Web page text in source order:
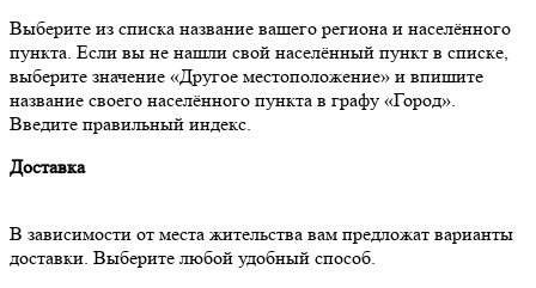
Выберите из списка название вашего региона и населённого
пункта. Если вы не нашли свой населённый пункт в списке,
выберите значение «Другое местоположение» и впишите
название своего населённого пункта в графу «Город».
Введите правильный индекс.
Доставка
В зависимости от места жительства вам предложат варианты
доставки. Выберите любой удобный способ.